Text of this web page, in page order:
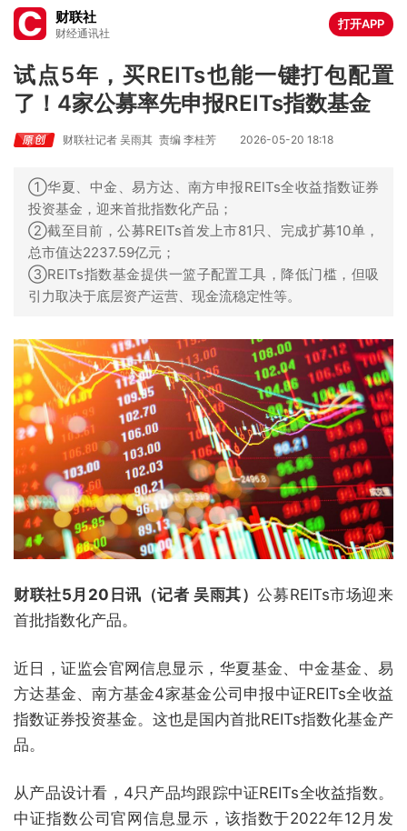
财联社
财经通讯社
打开APP
试点5年，买REITs也能一键打包配置
了！4家公募率先申报REITs指数基金
财联社记者 吴雨其 责编 李桂芳 2026-05-20 18:18
①华夏、中金、易方达、南方申报REITs全收益指数证券
投资基金，迎来首批指数化产品；
②截至目前，公募REITs首发上市81只、完成扩募10单，
总市值达2237.59亿元；
③REITs指数基金提供一篮子配置工具，降低门槛，但吸
引力取决于底层资产运营、现金流稳定性等。
财联社5月20日讯（记者 吴雨其）公募REITs市场迎来
首批指数化产品。
近日，证监会官网信息显示，华夏基金、中金基金、易
方达基金、南方基金4家基金公司申报中证REITs全收益
指数证券投资基金。这也是国内首批REITs指数化基金产
品。
从产品设计看，4只产品均跟踪中证REITs全收益指数。
中证指数公司官网信息显示，该指数于2022年12月发